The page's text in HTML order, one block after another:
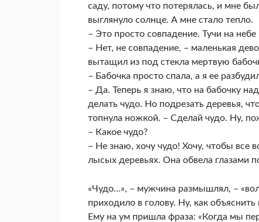
саду, потому что потерялась, и мне
выглянуло солнце. А мне стало тепло.
– Это просто совпадение. Тучи на
– Нет, не совпадение, – маленькая
вытащил из под стекла мертвую
– Бабочка просто спала, а я ее
– Да. Теперь я знаю, что на бабочку
делать чудо. Но подрезать деревья,
топнула ножкой. – Сделай чудо. Ну,
– Какое чудо?
– Не знаю, хочу чудо! Хочу, чтобы все
лысых деревьях. Она обвела глазами
«Чудо…», – мужчина размышлял, –
приходило в голову. Ну, как
Ему на ум пришла фраза: «Когда мы